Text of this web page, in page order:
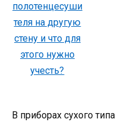
В приборах сухого